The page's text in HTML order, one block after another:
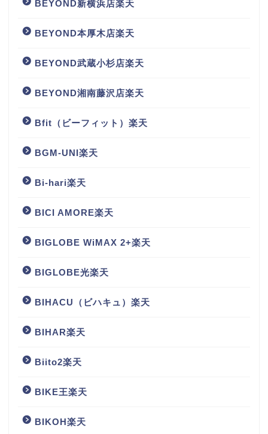
BEYOND新横浜店楽天
BEYOND本厚木店楽天
BEYOND武蔵小杉店楽天
BEYOND湘南藤沢店楽天
Bfit（ビーフィット）楽天
BGM‐UNI楽天
Bi-hari楽天
BICI AMORE楽天
BIGLOBE WiMAX 2+楽天
BIGLOBE光楽天
BIHACU（ビハキュ）楽天
BIHAR楽天
Biito2楽天
BIKE王楽天
BIKOH楽天